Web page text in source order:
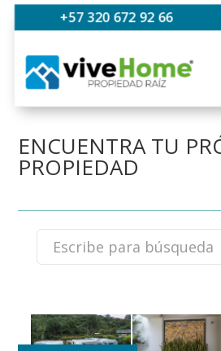
+57 320 672 92 66
ENCUENTRA TU
PROPIEDAD